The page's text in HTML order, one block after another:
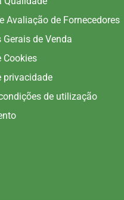
Avaliação de Fornecedores
Gerais de Venda
Cookies
privacidade
de utilização